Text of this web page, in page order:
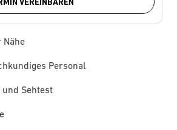
Nähe
Personal
Sehtest